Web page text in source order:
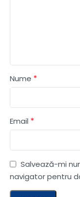
Nume *
Email *
Salvează-mi
navigator pentru